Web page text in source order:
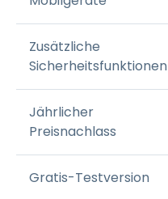
Zusätzliche
Sicherheitsfunktionen
Jährlicher
Preisnachlass
Gratis-Testversion